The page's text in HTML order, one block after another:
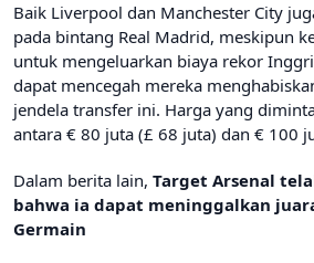
Baik Liverpool dan Manchester City
pada bintang Real Madrid, meskipun
untuk mengeluarkan biaya rekor
dapat mencegah mereka
jendela transfer ini. Harga yang
antara € 80 juta (£ 68 juta) dan € 100
Dalam berita lain, Target Arsenal
bahwa ia dapat meninggalkan
Germain